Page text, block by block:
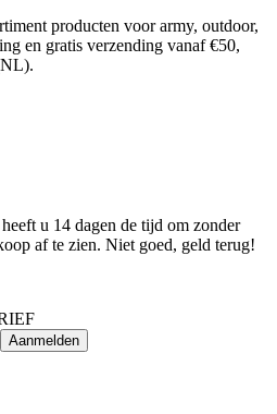
producten voor army, outdoor,
en gratis verzending vanaf €50,
u 14 dagen de tijd om zonder
af te zien. Niet goed, geld terug!
Aanmelden